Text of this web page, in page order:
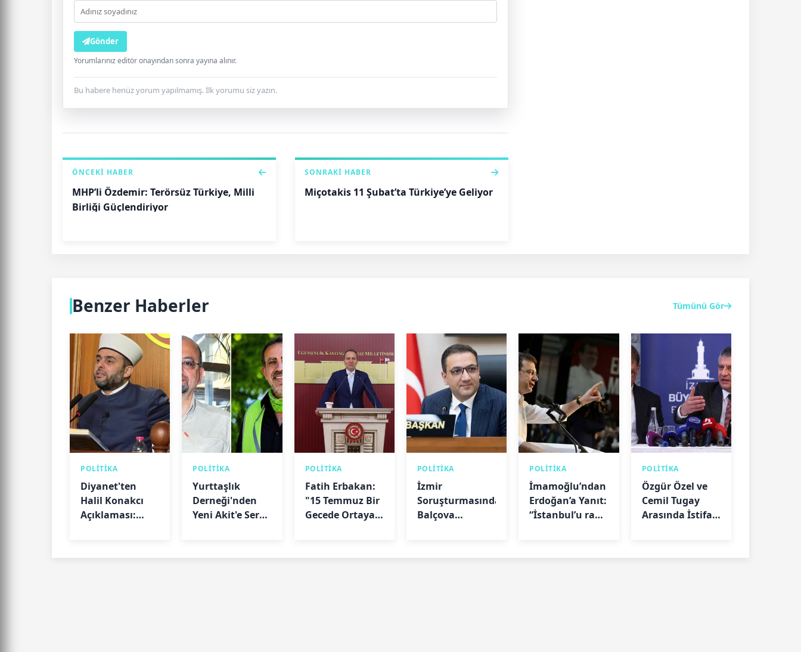
Gönder
Yorumlarınız editör onayından sonra yayına alınır.
Bu habere henüz yorum yapılmamış. İlk yorumu siz yazın.
ÖNCEKI HABER
MHP’li Özdemir: Terörsüz Türkiye, Milli
Birliği Güçlendiriyor
SONRAKI HABER
Miçotakis 11 Şubat’ta Türkiye’ye Geliyor
Benzer Haberler Tümünü Gör
POLİTİKA
Diyanet'ten
Halil Konakcı
Açıklaması:
POLİTİKA
Yurttaşlık
Derneği'nden
Yeni Akit'e Sert
POLİTİKA
Fatih Erbakan:
"15 Temmuz Bir
Gecede Ortaya
POLİTİKA
İzmir
Soruşturmasında
Balçova
POLİTİKA
İmamoğlu’ndan
Erdoğan’a Yanıt:
“İstanbul’u rant
POLİTİKA
Özgür Özel ve
Cemil Tugay
Arasında İstifa